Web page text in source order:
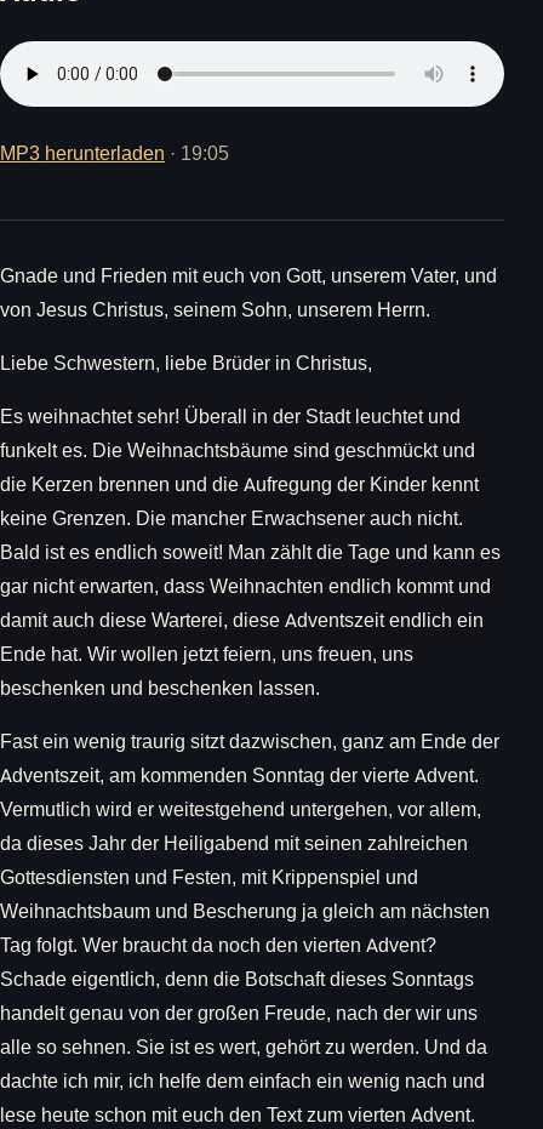
MP3 herunterladen · 19:05
Gnade und Frieden mit euch von Gott, unserem Vater, und
von Jesus Christus, seinem Sohn, unserem Herrn.
Liebe Schwestern, liebe Brüder in Christus,
Es weihnachtet sehr! Überall in der Stadt leuchtet und
funkelt es. Die Weihnachtsbäume sind geschmückt und
die Kerzen brennen und die Aufregung der Kinder kennt
keine Grenzen. Die mancher Erwachsener auch nicht.
Bald ist es endlich soweit! Man zählt die Tage und kann es
gar nicht erwarten, dass Weihnachten endlich kommt und
damit auch diese Warterei, diese Adventszeit endlich ein
Ende hat. Wir wollen jetzt feiern, uns freuen, uns
beschenken und beschenken lassen.
Fast ein wenig traurig sitzt dazwischen, ganz am Ende der
Adventszeit, am kommenden Sonntag der vierte Advent.
Vermutlich wird er weitestgehend untergehen, vor allem,
da dieses Jahr der Heiligabend mit seinen zahlreichen
Gottesdiensten und Festen, mit Krippenspiel und
Weihnachtsbaum und Bescherung ja gleich am nächsten
Tag folgt. Wer braucht da noch den vierten Advent?
Schade eigentlich, denn die Botschaft dieses Sonntags
handelt genau von der großen Freude, nach der wir uns
alle so sehnen. Sie ist es wert, gehört zu werden. Und da
dachte ich mir, ich helfe dem einfach ein wenig nach und
lese heute schon mit euch den Text zum vierten Advent.